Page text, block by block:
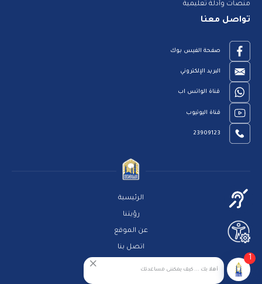
منصات وأدلة تعليمية
تواصل معنا
صفحة الفيس بوك
البريد الإلكتروني
قناة الواتس اب
قناة اليوتيوب
23909123
الرئيسية
رؤيتنا
عن الموقع
اتصل بنا
أهلا بك ... كيف يمكننى مساعدتك
1